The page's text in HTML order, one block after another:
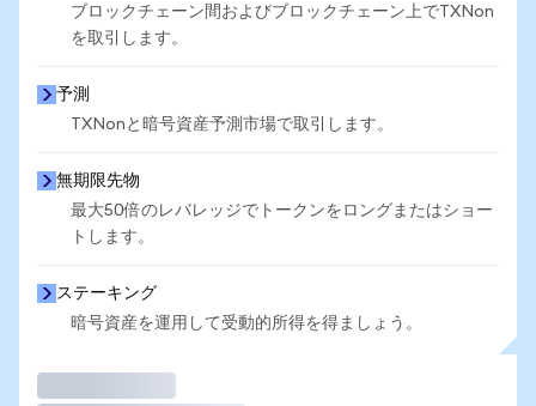
ブロックチェーン間およびブロックチェーン上でTXNon
を取引します。
予測
TXNonと暗号資産予測市場で取引します。
無期限先物
最大50倍のレバレッジでトークンをロングまたはショー
トします。
ステーキング
暗号資産を運用して受動的所得を得ましょう。